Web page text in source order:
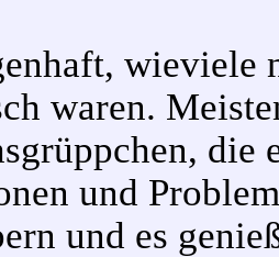
wieviele
waren.
die
und
und es